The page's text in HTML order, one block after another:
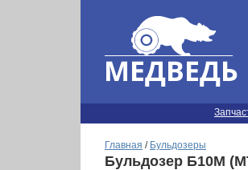
Главная / Бульдозеры
Бульдозер Б10М